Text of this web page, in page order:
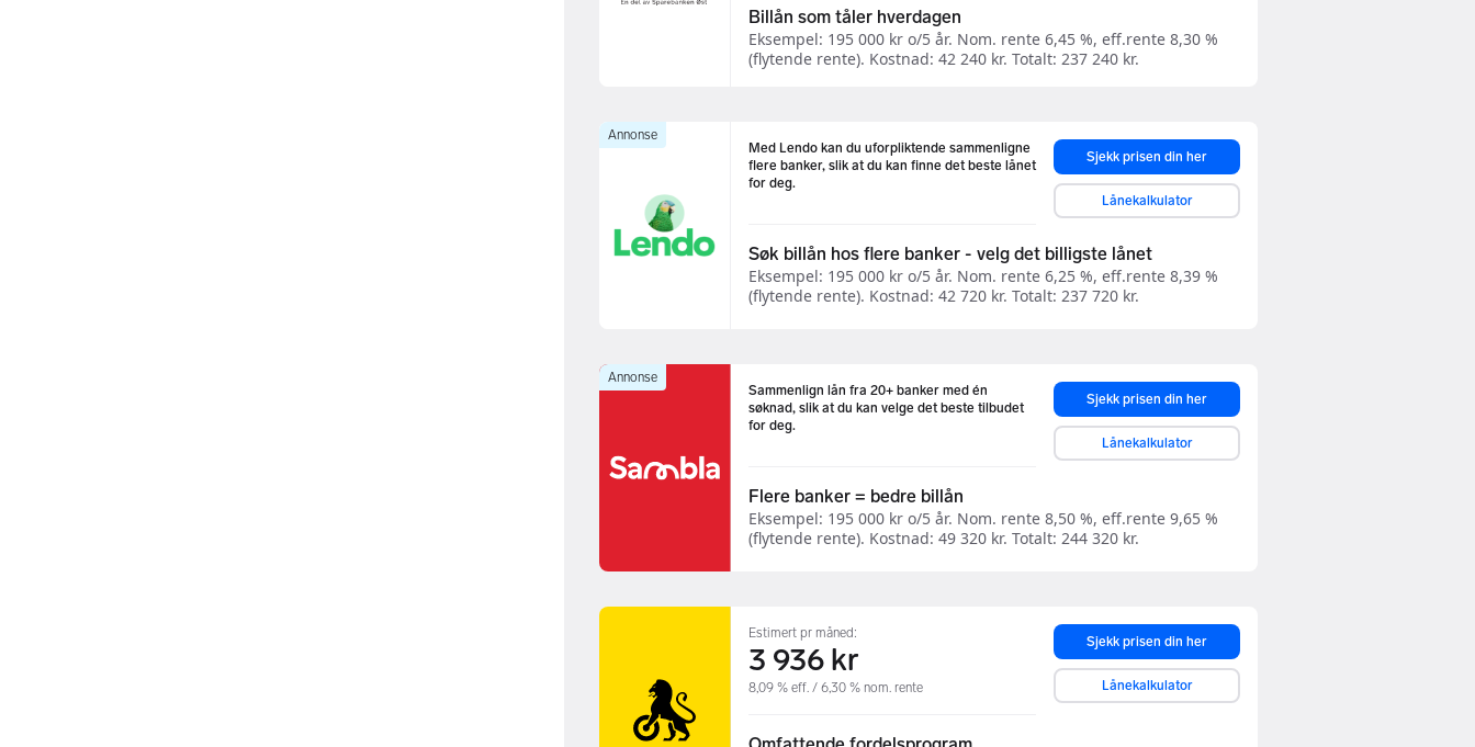
Billån som tåler hverdagen
Eksempel: 195 000 kr o/5 år. Nom. rente 6,45 %, eff.rente 8,30 %
(flytende rente). Kostnad: 42 240 kr. Totalt: 237 240 kr.
Annonse
Med Lendo kan du uforpliktende sammenligne
flere banker, slik at du kan finne det beste lånet
for deg.
Sjekk prisen din her
Lånekalkulator
Søk billån hos flere banker - velg det billigste lånet
Eksempel: 195 000 kr o/5 år. Nom. rente 6,25 %, eff.rente 8,39 %
(flytende rente). Kostnad: 42 720 kr. Totalt: 237 720 kr.
Annonse
Sammenlign lån fra 20+ banker med én
søknad, slik at du kan velge det beste tilbudet
for deg.
Sjekk prisen din her
Lånekalkulator
Flere banker = bedre billån
Eksempel: 195 000 kr o/5 år. Nom. rente 8,50 %, eff.rente 9,65 %
(flytende rente). Kostnad: 49 320 kr. Totalt: 244 320 kr.
Estimert pr måned:
3 936 kr
8,09 % eff. / 6,30 % nom. rente
Sjekk prisen din her
Lånekalkulator